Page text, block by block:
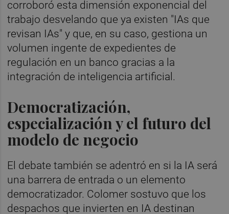
corroboró esta dimensión exponencial del
trabajo desvelando que ya existen "IAs que
revisan IAs" y que, en su caso, gestiona un
volumen ingente de expedientes de
regulación en un banco gracias a la
integración de inteligencia artificial.
Democratización,
especialización y el futuro del
modelo de negocio
El debate también se adentró en si la IA será
una barrera de entrada o un elemento
democratizador. Colomer sostuvo que los
despachos que invierten en IA destinan